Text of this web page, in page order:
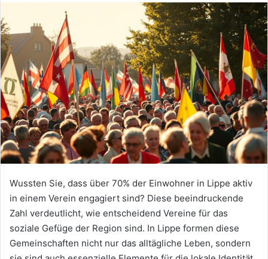
Wussten Sie, dass über 70% der Einwohner in Lippe aktiv
in einem Verein engagiert sind? Diese beeindruckende
Zahl verdeutlicht, wie entscheidend Vereine für das
soziale Gefüge der Region sind. In Lippe formen diese
Gemeinschaften nicht nur das alltägliche Leben, sondern